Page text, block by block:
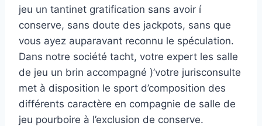
jeu un tantinet gratification sans avoir í
conserve, sans doute des jackpots, sans que
vous ayez auparavant reconnu le spéculation.
Dans notre société tacht, votre expert les salle
de jeu un brin accompagné )’votre jurisconsulte
met à disposition le sport d’composition des
différents caractère en compagnie de salle de
jeu pourboire à l’exclusion de conserve.